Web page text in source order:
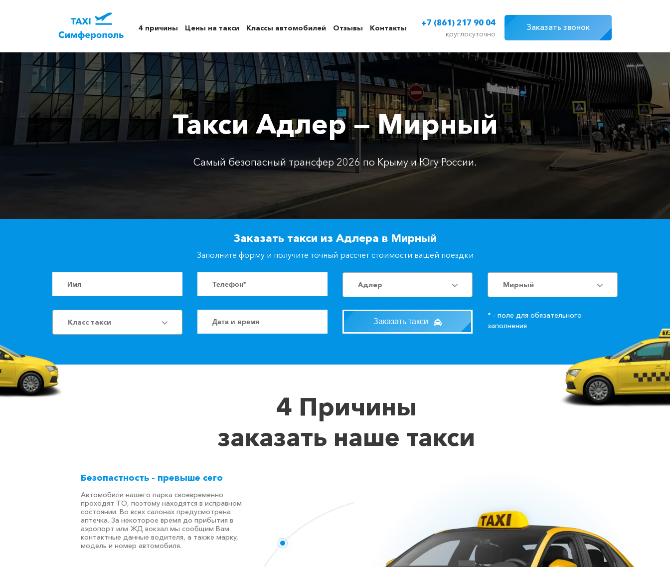
4 причины Цены на такси Классы автомобилей Отзывы Контакты
+7 (861) 217 90 04
круглосуточно
Заказать звонок
Такси Адлер — Мирный
Самый безопасный трансфер 2026 по Крыму и Югу России.
Заказать такси из Адлера в Мирный
Заполните форму и получите точный рассчет стоимости вашей поездки
Адлер Мирный
Класс такси Заказать такси
* - поле для обязательного
заполнения
4 Причины
заказать наше такси
Безопастность - превыше сего
Автомобили нашего парка своевременно
проходят ТО, поэтому находятся в исправном
состоянии. Во всех салонах предусмотрена
аптечка. За некоторое время до прибытия в
аэропорт или ЖД вокзал мы сообщим Вам
контактные данные водителя, а также марку,
модель и номер автомобиля.